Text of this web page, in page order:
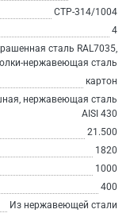
СТР-314/1004
4
сталь RAL7035,
нержавеющая сталь
картон
нержавеющая сталь
AISI 430
21.500
1820
1000
400
Из нержавеющей стали